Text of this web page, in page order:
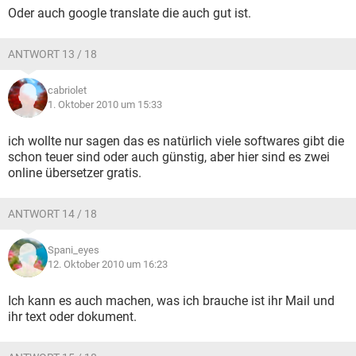
Oder auch google translate die auch gut ist.
ANTWORT 13 / 18
cabriolet
1. Oktober 2010 um 15:33
ich wollte nur sagen das es natürlich viele softwares gibt die
schon teuer sind oder auch günstig, aber hier sind es zwei
online übersetzer gratis.
ANTWORT 14 / 18
Spani_eyes
12. Oktober 2010 um 16:23
Ich kann es auch machen, was ich brauche ist ihr Mail und
ihr text oder dokument.